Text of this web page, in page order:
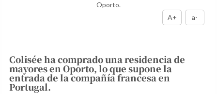
Oporto.
A+
a-
Colisée ha comprado una residencia de
mayores en Oporto, lo que supone la
entrada de la compañía francesa en
Portugal.